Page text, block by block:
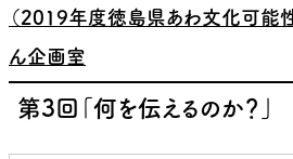
（2019年度徳島県あわ文化可能
ん企画室
第3回「何を伝えるのか？」